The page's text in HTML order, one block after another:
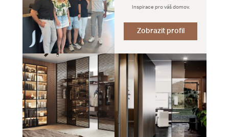
Inspirace pro váš domov.
Zobrazit profil